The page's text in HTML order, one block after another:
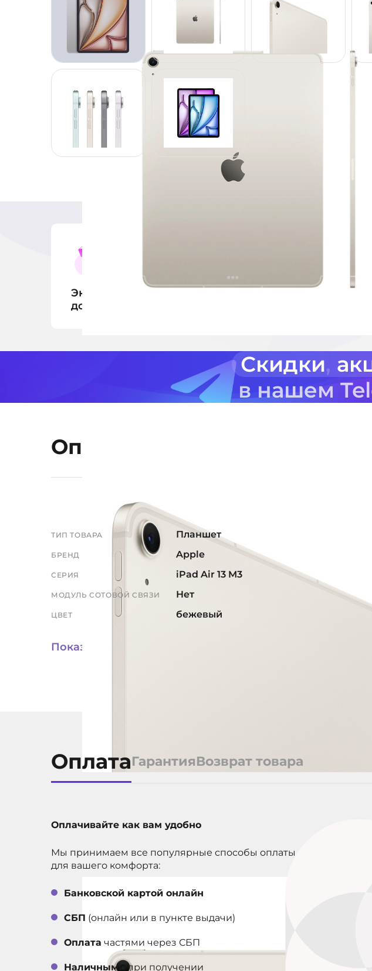
Экспресс-
доставка
Скидки,
в нашем
Описание и характеристики
ТИП ТОВАРА Планшет
БРЕНД Apple
СЕРИЯ iPad Air 13 M3
МОДУЛЬ СОТОВОЙ СВЯЗИ Нет
ЦВЕТ бежевый
требованиям
учтите это перед принятием
iPad Air, кабель для зарядки
Вт
ГАРАНТИЯ 1 год
СРОК СЛУЖБЫ 3 года
ДИАГОНАЛЬ ЭКРАНА, В
ДЮЙМАХ
Показать всё
ОплатаГарантияВозврат товара
Оплачивайте как вам удобно
Мы принимаем все популярные способы оплаты
для вашего комфорта:
Банковской картой онлайн
СБП (онлайн или в пункте выдачи)
Оплата частями через СБП
Наличными при получении